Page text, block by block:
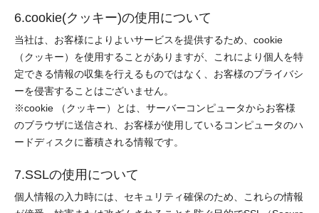
6.cookie(クッキー)の使用について
当社は、お客様によりよいサービスを提供するため、cookie
（クッキー）を使用することがありますが、これにより個人を特
定できる情報の収集を行えるものではなく、お客様のプライバシ
ーを侵害することはございません。
※cookie （クッキー）とは、サーバーコンピュータからお客様
のブラウザに送信され、お客様が使用しているコンピュータのハ
ードディスクに蓄積される情報です。
7.SSLの使用について
個人情報の入力時には、セキュリティ確保のため、これらの情報